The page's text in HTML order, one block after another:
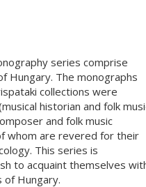
series comprise
Hungary. The monographs
collections were
historian and folk
and folk music
whom are revered for their
This series is
to acquaint themselves
of Hungary.